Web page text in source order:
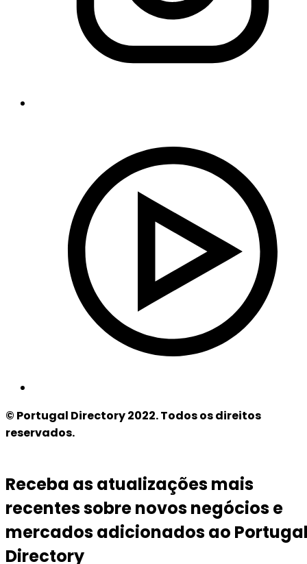
© Portugal Directory 2022. Todos os direitos
reservados.
Receba as atualizações mais
recentes sobre novos negócios e
mercados adicionados ao
Directory